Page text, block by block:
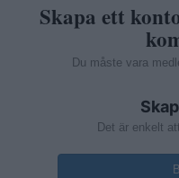
Skapa ett
Du måste vara
Det är enkelt